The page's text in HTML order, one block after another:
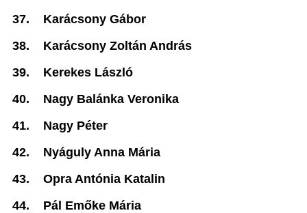
37.
Karácsony Gábor
38.
Karácsony Zoltán András
39.
Kerekes László
40.
Nagy Balánka Veronika
41.
Nagy Péter
42.
Nyáguly Anna Mária
43.
Opra Antónia Katalin
44.
Pál Emőke Mária